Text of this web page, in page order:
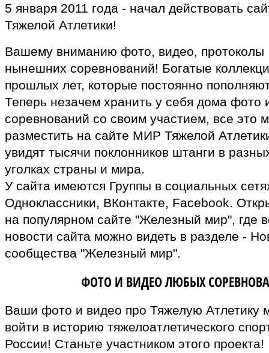
5 января 2011 года - начал действовать
Тяжелой Атлетики!
Вашему вниманию фото, видео, протоколы
нынешних соревнований! Богатые
прошлых лет, которые постоянно
Теперь незачем хранить у себя дома фото
соревнований со своим участием, все это
разместить на сайте МИР Тяжелой
увидят тысячи поклонников штанги в
уголках страны и мира.
У сайта имеются Группы в социальных
Одноклассники, ВКонтакте, Facebook.
на популярном сайте "Железный мир", где
новости сайта можно видеть в разделе -
сообщества "Железный мир".
ФОТО И ВИДЕО ЛЮБЫХ
Ваши фото и видео про Тяжелую Атлетику
войти в историю тяжелоатлетического
России! Станьте участником этого проекта!